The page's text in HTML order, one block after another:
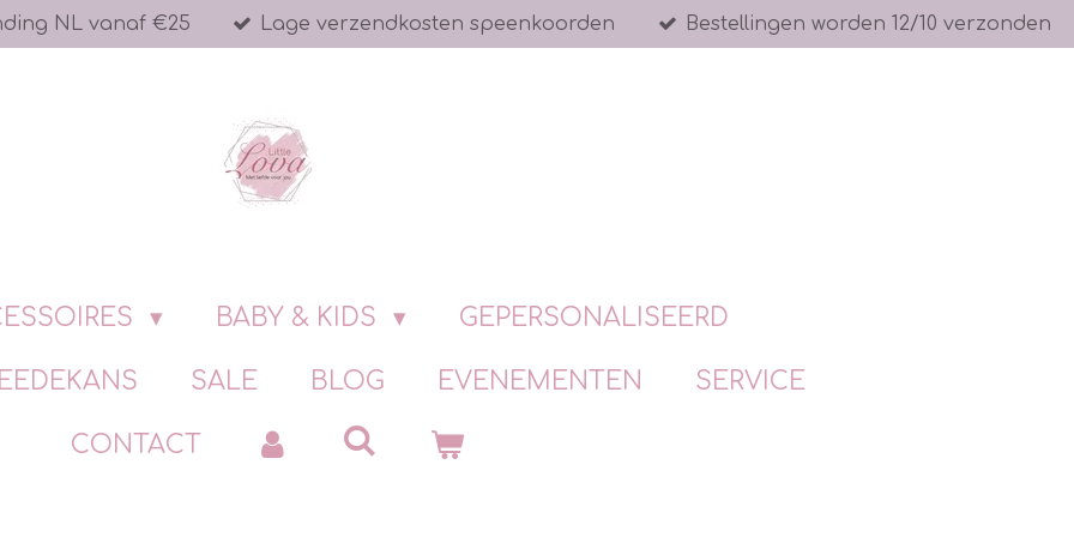
NL vanaf €25 Lage verzendkosten speenkoorden Bestellingen worden 12/10 verzonden
BABY & KIDS GEPERSONALISEERD
SALE BLOG EVENEMENTEN SERVICE
CONTACT